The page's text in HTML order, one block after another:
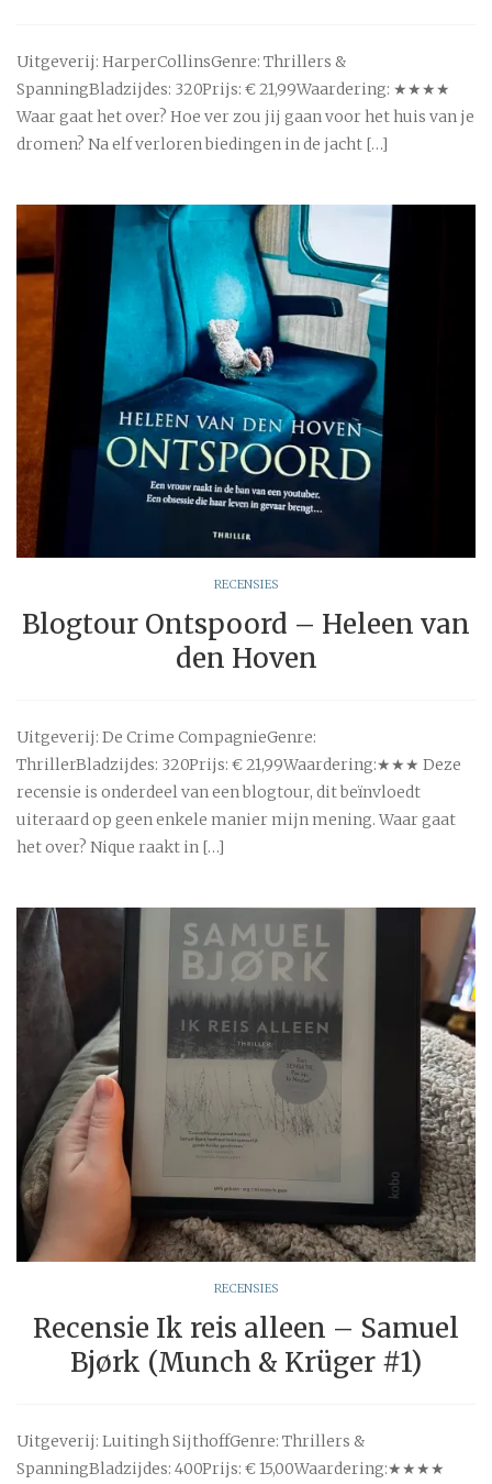
Uitgeverij: HarperCollinsGenre: Thrillers &
SpanningBladzijdes: 320Prijs: € 21,99Waardering: ★★★★
Waar gaat het over? Hoe ver zou jij gaan voor het huis van je
dromen? Na elf verloren biedingen in de jacht […]
RECENSIES
Blogtour Ontspoord – Heleen van
den Hoven
Uitgeverij: De Crime CompagnieGenre:
ThrillerBladzijdes: 320Prijs: € 21,99Waardering:★★★ Deze
recensie is onderdeel van een blogtour, dit beïnvloedt
uiteraard op geen enkele manier mijn mening. Waar gaat
het over? Nique raakt in […]
RECENSIES
Recensie Ik reis alleen – Samuel
Bjørk (Munch & Krüger #1)
Uitgeverij: Luitingh SijthoffGenre: Thrillers &
SpanningBladzijdes: 400Prijs: € 15,00Waardering:★★★★